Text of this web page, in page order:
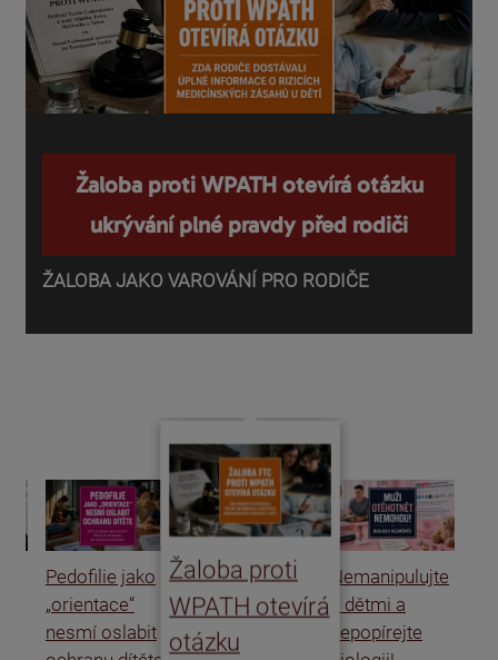
Žaloba proti WPATH otevírá otázku
ukrývání plné pravdy před rodiči
ŽALOBA JAKO VAROVÁNÍ PRO RODIČE
Pedofilie jako
„orientace“
nesmí oslabit
Žaloba proti
WPATH otevírá
otázku
Nemanipulujte
s dětmi a
nepopírejte